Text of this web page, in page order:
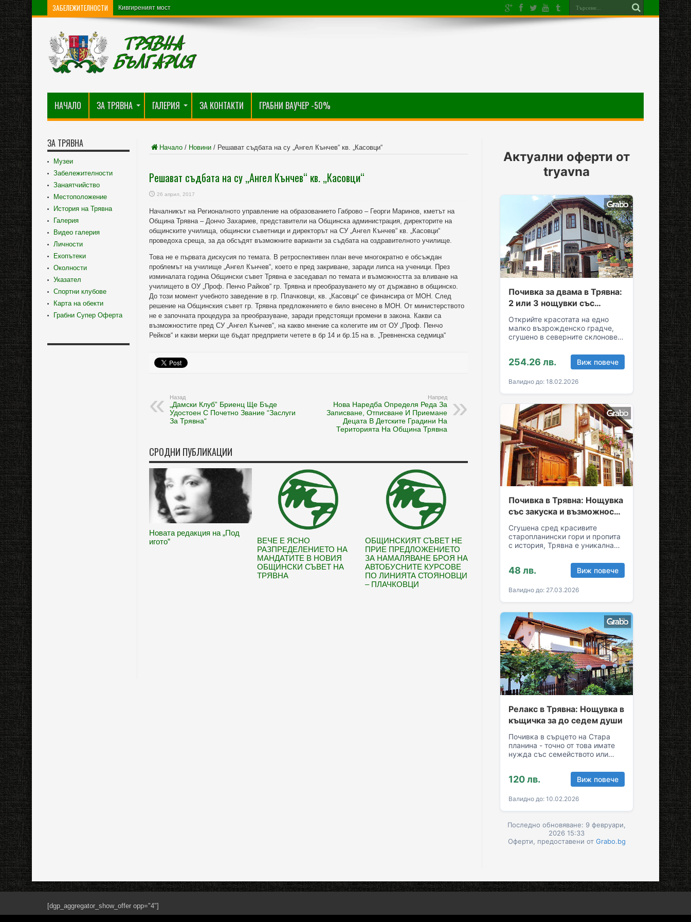
ЗАБЕЛЕЖИТЕЛНОСТИ Кивгиреният мост
НАЧАЛО ЗА ТРЯВНА ГАЛЕРИЯ ЗА КОНТАКТИ ГРАБНИ ВАУЧЕР -50%
Начало / Новини / Решават съдбата на су „Ангел Кънчев“ кв. „Касовци“
Решават съдбата на су „Ангел Кънчев“ кв. „Касовци“
26 април, 2017
Началникът на Регионалното управление на образованието Габрово – Георги Маринов, кметът на
Община Трявна – Дончо Захариев, представители на Общинска администрация, директорите на
общинските училища, общински съветници и директорът на СУ „Ангел Кънчев“ кв. „Касовци“
проведоха среща, за да обсъдят възможните варианти за съдбата на оздравителното училище.
Това не е първата дискусия по темата. В ретроспективен план вече многократно е обсъждан
проблемът на училище „Ангел Кънчев“, което е пред закриване, заради липса на ученици. През
изминалата година Общински съвет Трявна е заседавал по темата и възможността за вливане на
училището в ОУ „Проф. Пенчо Райков“ гр. Трявна и преобразуването му от държавно в общинско.
До този момент учебното заведение в гр. Плачковци, кв. „Касовци“ се финансира от МОН. След
решение на Общинския съвет гр. Трявна предложението е било внесено в МОН. От министерството
не е започната процедура за преобразуване, заради предстоящи промени в закона. Какви са
възможностите пред СУ „Ангел Кънчев“, на какво мнение са колегите им от ОУ „Проф. Пенчо
Рейков“ и какви мерки ще бъдат предприети четете в бр 14 и бр.15 на в. „Тревненска седмица“
Назад
„Дамски Клуб” Бриенц Ще Бъде
Удостоен С Почетно Звание “Заслуги
За Трявна“
Напред
Нова Наредба Определя Реда За
Записване, Отписване И Приемане
Децата В Детските Градини На
Територията На Община Трявна
СРОДНИ ПУБЛИКАЦИИ
Новата редакция на „Под
игото”
ВЕЧЕ Е ЯСНО
РАЗПРЕДЕЛЕНИЕТО НА
МАНДАТИТЕ В НОВИЯ
ОБЩИНСКИ СЪВЕТ НА
ТРЯВНА
ОБЩИНСКИЯТ СЪВЕТ НЕ
ПРИЕ ПРЕДЛОЖЕНИЕТО
ЗА НАМАЛЯВАНЕ БРОЯ НА
АВТОБУСНИТЕ КУРСОВЕ
ПО ЛИНИЯТА СТОЯНОВЦИ
– ПЛАЧКОВЦИ
ЗА ТРЯВНА
Музеи
Забележителности
Занаятчийство
Местоположение
История на Трявна
Галерия
Видео галерия
Личности
Екопътеки
Околности
Указател
Спортни клубове
Карта на обекти
Грабни Супер Оферта
Актуални оферти от
tryavna
Почивка за двама в Трявна:
2 или 3 нощувки със
закуски и вечери
Открийте красотата на едно
малко възрожденско градче,
сгушено в северните склонове
комфортен престой в Трявна…
254.26 лв. Виж повече
Валидно до: 18.02.2026
Почивка в Трявна: Нощувка
със закуска и възможност
за обяд и вечеря
Сгушена сред красивите
старопланински гори и пропита
с история, Трявна е уникална
култура! Грабни ваучер за…
48 лв. Виж повече
Валидно до: 27.03.2026
Релакс в Трявна: Нощувка в
къщичка за до седем души
Почивка в сърцето на Стара
планина - точно от това имате
нужда със семейството или
120 лв. Виж повече
Валидно до: 10.02.2026
Последно обновяване: 9 февруари,
2026 15:33
Оферти, предоставени от Grabo.bg
[dgp_aggregator_show_offer opp="4"]